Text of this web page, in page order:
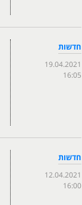
חדשות
19.04.2021
16:05
חדשות
12.04.2021
16:00